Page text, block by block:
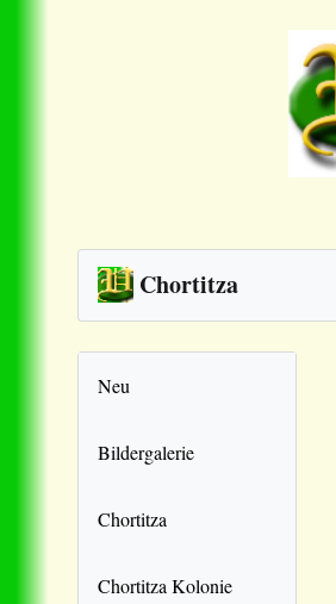
Chortitza
Neu
Bildergalerie
Chortitza
Chortitza Kolonie